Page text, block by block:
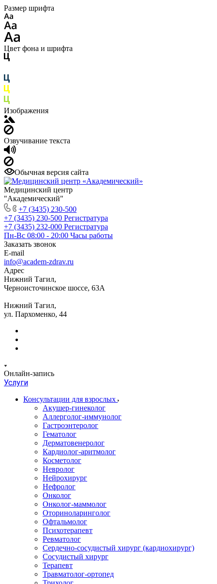
Размер шрифта
Цвет фона и шрифта
Изображения
Озвучивание текста
Обычная версия сайта
Медицинский центр
"Академический"
+7 (3435) 230-500
+7 (3435) 230-500 Регистратура
+7 (3435) 232-000 Регистратура
Пн-Вс 08:00 - 20:00 Часы работы
Заказать звонок
E-mail
info@academ-zdrav.ru
Адрес
Нижний Тагил,
Черноисточинское шоссе, 63А
Нижний Тагил,
ул. Пархоменко, 44
Онлайн-запись
Услуги
Консультации для взрослых
Акушер-гинеколог
Аллерголог-иммунолог
Гастроэнтеролог
Гематолог
Дерматовенеролог
Кардиолог-аритмолог
Косметолог
Невролог
Нейрохирург
Нефролог
Онколог
Онколог-маммолог
Оториноларинголог
Офтальмолог
Психотерапевт
Ревматолог
Сердечно-сосудистый хирург (кардиохирург)
Сосудистый хирург
Терапевт
Травматолог-ортопед